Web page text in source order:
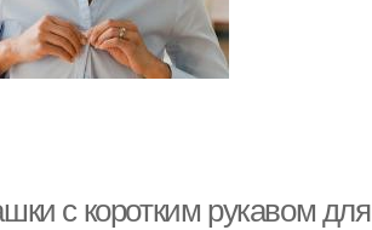
с коротким рукавом для